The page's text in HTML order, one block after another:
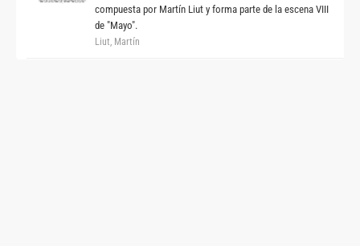
compuesta por Martín Liut y forma parte de la escena VIII
de "Mayo".
Liut, Martín